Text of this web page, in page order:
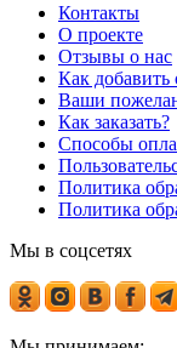
Контакты
О проекте
Отзывы о нас
Как добавить
Ваши
Как заказать?
Способы
Политика
Политика
Мы в соцсетях